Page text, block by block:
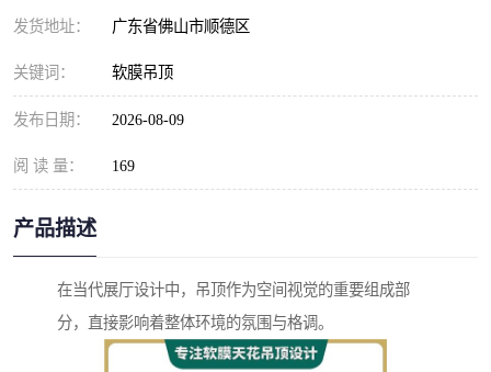
发货地址： 广东省佛山市顺德区
关键词： 软膜吊顶
发布日期： 2026-08-09
阅 读 量： 169
产品描述
在当代展厅设计中，吊顶作为空间视觉的重要组成部
分，直接影响着整体环境的氛围与格调。